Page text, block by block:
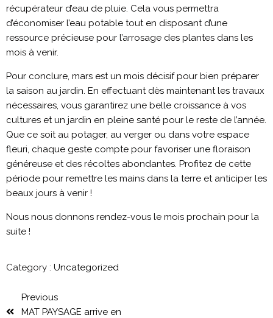
récupérateur d’eau de pluie. Cela vous permettra
d’économiser l’eau potable tout en disposant d’une
ressource précieuse pour l’arrosage des plantes dans les
mois à venir.
Pour conclure, mars est un mois décisif pour bien préparer
la saison au jardin. En effectuant dès maintenant les travaux
nécessaires, vous garantirez une belle croissance à vos
cultures et un jardin en pleine santé pour le reste de l’année.
Que ce soit au potager, au verger ou dans votre espace
fleuri, chaque geste compte pour favoriser une floraison
généreuse et des récoltes abondantes. Profitez de cette
période pour remettre les mains dans la terre et anticiper les
beaux jours à venir !
Nous nous donnons rendez-vous le mois prochain pour la
suite !
Category : Uncategorized
Previous
MAT PAYSAGE arrive en